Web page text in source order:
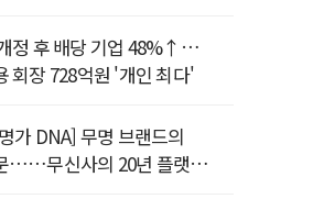
정 후 배당 기업 48%↑…
회장 728억원 '개인 최다'
가 DNA] 무명 브랜드의
……무신사의 20년 플랫폼